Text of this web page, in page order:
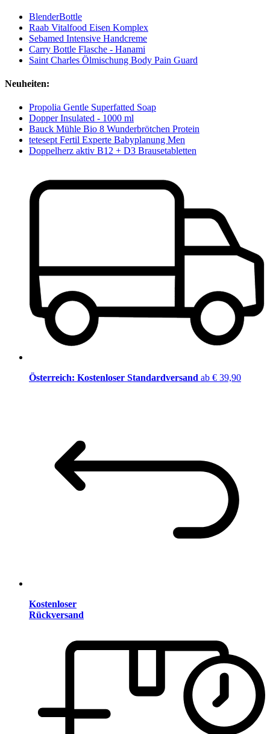
BlenderBottle
Raab Vitalfood Eisen Komplex
Sebamed Intensive Handcreme
Carry Bottle Flasche - Hanami
Saint Charles Ölmischung Body Pain Guard
Neuheiten:
Propolia Gentle Superfatted Soap
Dopper Insulated - 1000 ml
Bauck Mühle Bio 8 Wunderbrötchen Protein
tetesept Fertil Experte Babyplanung Men
Doppelherz aktiv B12 + D3 Brausetabletten
Österreich: Kostenloser Standardversand ab € 39,90
Kostenloser
Rückversand